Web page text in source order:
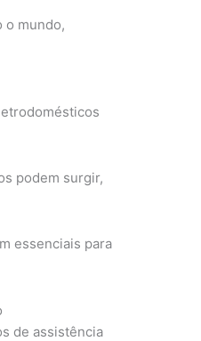
o mundo,
podem surgir,
essenciais para
de assistência